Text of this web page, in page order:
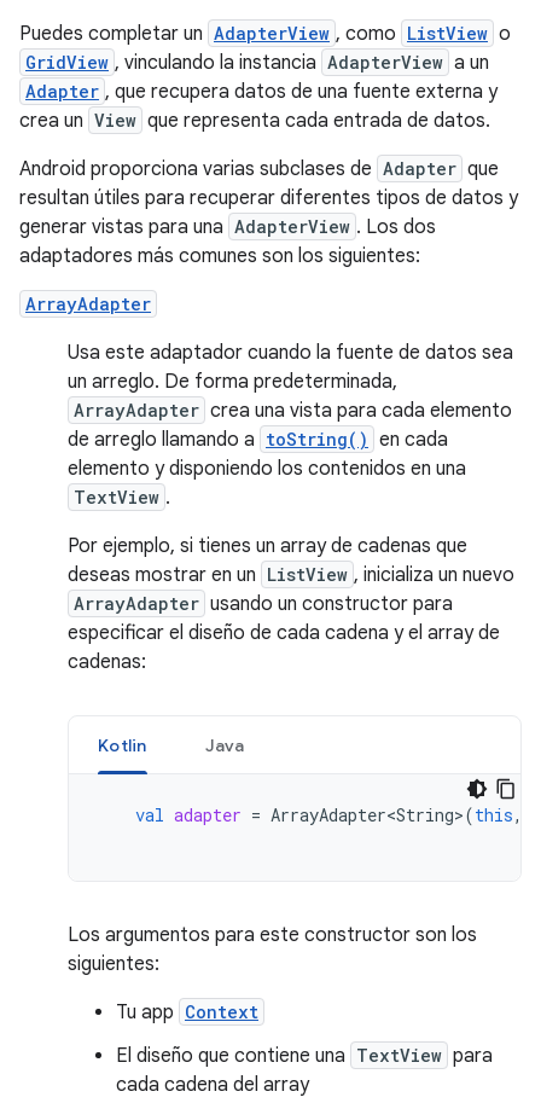
Puedes completar un AdapterView , como ListView o
GridView , vinculando la instancia AdapterView a un
Adapter , que recupera datos de una fuente externa y
crea un View que representa cada entrada de datos.
Android proporciona varias subclases de Adapter que
resultan útiles para recuperar diferentes tipos de datos y
generar vistas para una AdapterView . Los dos
adaptadores más comunes son los siguientes:
ArrayAdapter
Usa este adaptador cuando la fuente de datos sea
un arreglo. De forma predeterminada,
ArrayAdapter crea una vista para cada elemento
de arreglo llamando a toString() en cada
elemento y disponiendo los contenidos en una
TextView .
Por ejemplo, si tienes un array de cadenas que
deseas mostrar en un ListView , inicializa un nuevo
ArrayAdapter usando un constructor para
especificar el diseño de cada cadena y el array de
cadenas:
Kotlin Java
val adapter = ArrayAdapter<String>(this,
Los argumentos para este constructor son los
siguientes:
Tu app Context
El diseño que contiene una TextView para
cada cadena del array